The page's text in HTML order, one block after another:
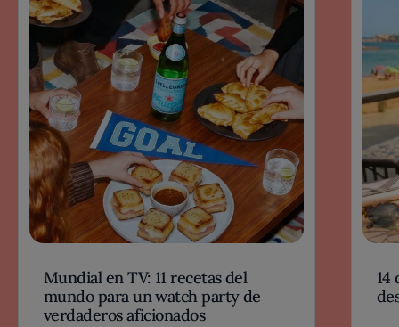
Mundial en TV: 11 recetas del
mundo para un watch party de
verdaderos aficionados
14